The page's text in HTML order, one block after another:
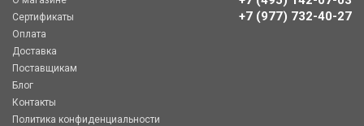
Сертификаты
Оплата
Доставка
Поставщикам
Блог
Контакты
Политика конфиденциальности
‎‎+7 (977) 732-40-27